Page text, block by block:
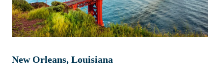
New Orleans, Louisiana